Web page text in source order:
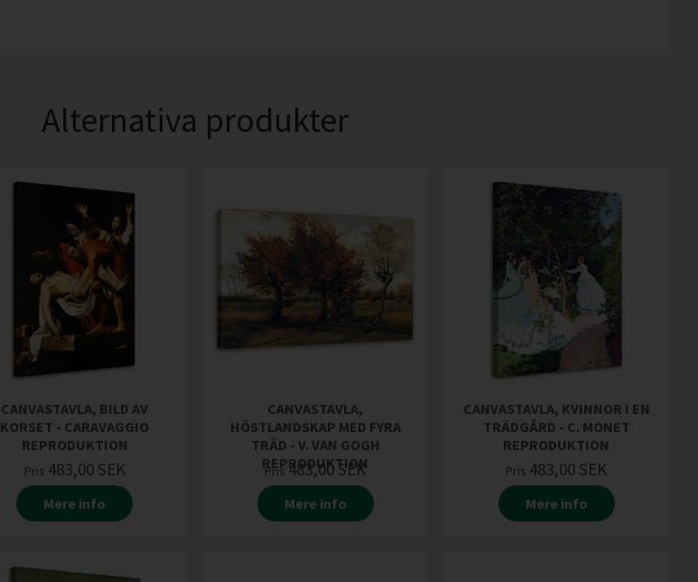
Alternativa produkter
CANVASTAVLA, BILD AV
KORSET - CARAVAGGIO
REPRODUKTION
Pris 483,00 SEK
Mere info
CANVASTAVLA,
HÖSTLANDSKAP MED FYRA
TRÄD - V. VAN GOGH
REPRODUKTION
Pris 483,00 SEK
Mere info
CANVASTAVLA, KVINNOR I EN
TRÄDGÅRD - C. MONET
REPRODUKTION
Pris 483,00 SEK
Mere info